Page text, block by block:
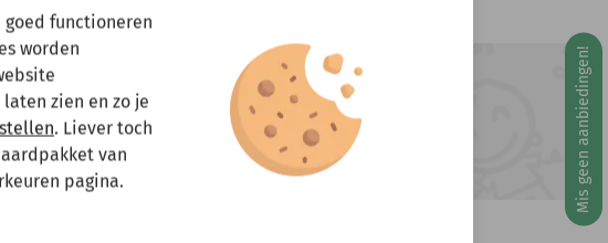
Heeft u vragen?
Stuur een e-mail
info@miniandmore.nl
Mis geen aanbiedingen!
maandag 10 augustus
functioneren
worden
zien en zo je
. Liever toch
van
pagina.